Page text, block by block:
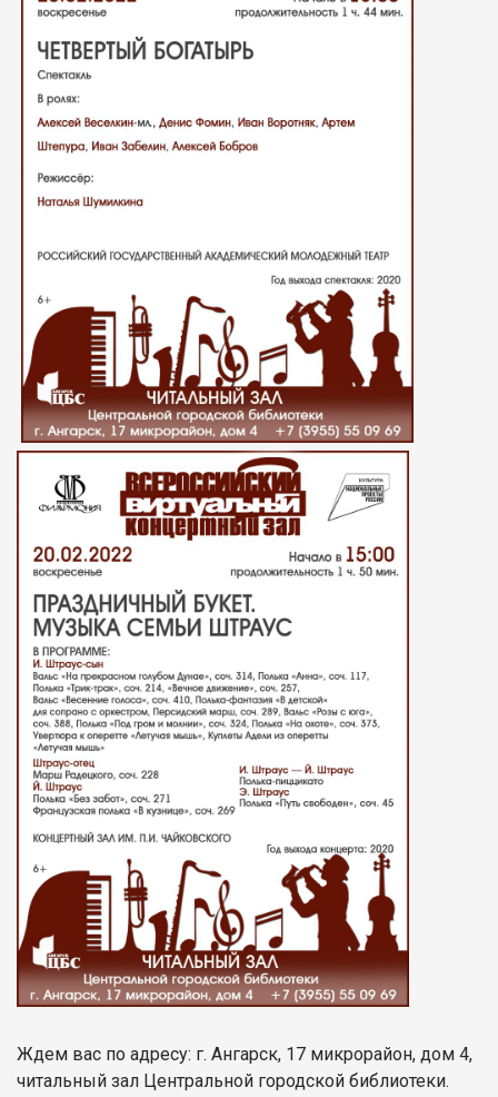
Ждем вас по адресу: г. Ангарск, 17 микрорайон, дом 4,
читальный зал Центральной городской библиотеки.